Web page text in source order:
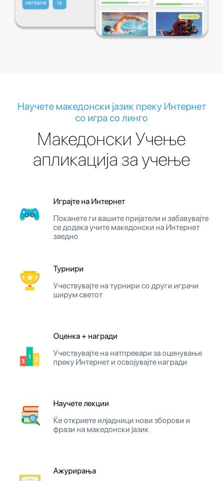
Научете македонски јазик преку Интернет
со игра со линго
Македонски Учење
апликација за учење
Играјте на Интернет
Поканете ги вашите пријатели и забавувајте
се додека учите македонски на Интернет
заедно
Турнири
Учествувајте на турнири со други играчи
ширум светот
Оценка + награди
Учествувајте на натпревари за оценување
преку Интернет и освојувајте награди
Научете лекции
Ќе откриете илјадници нови зборови и
фрази на македонски јазик
Ажурирања